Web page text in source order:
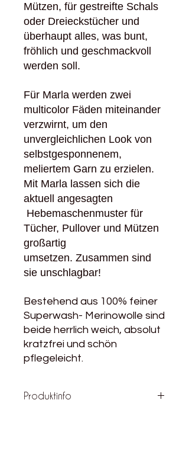
Mützen, für gestreifte Schals
oder Dreieckstücher und
überhaupt alles, was bunt,
fröhlich und geschmackvoll
werden soll.
Für Marla werden zwei
multicolor Fäden miteinander
verzwirnt, um den
unvergleichlichen Look von
selbstgesponnenem,
meliertem Garn zu erzielen.
Mit Marla lassen sich die
aktuell angesagten
Hebemaschenmuster für
Tücher, Pullover und Mützen
großartig
umsetzen. Zusammen sind
sie unschlagbar!
Bestehend aus 100% feiner
Superwash- Merinowolle sind
beide herrlich weich, absolut
kratzfrei und schön
pflegeleicht.
Produktinfo